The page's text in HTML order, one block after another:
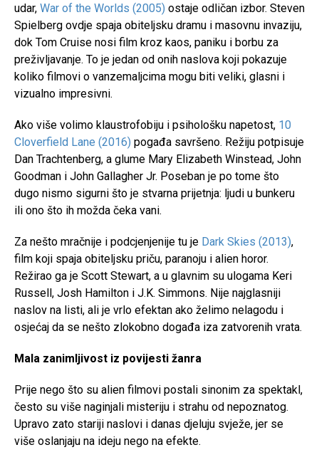
udar, War of the Worlds (2005) ostaje odličan izbor. Steven
Spielberg ovdje spaja obiteljsku dramu i masovnu invaziju,
dok Tom Cruise nosi film kroz kaos, paniku i borbu za
preživljavanje. To je jedan od onih naslova koji pokazuje
koliko filmovi o vanzemaljcima mogu biti veliki, glasni i
vizualno impresivni.
Ako više volimo klaustrofobiju i psihološku napetost, 10
Cloverfield Lane (2016) pogađa savršeno. Režiju potpisuje
Dan Trachtenberg, a glume Mary Elizabeth Winstead, John
Goodman i John Gallagher Jr. Poseban je po tome što
dugo nismo sigurni što je stvarna prijetnja: ljudi u bunkeru
ili ono što ih možda čeka vani.
Za nešto mračnije i podcjenjenije tu je Dark Skies (2013),
film koji spaja obiteljsku priču, paranoju i alien horor.
Režirao ga je Scott Stewart, a u glavnim su ulogama Keri
Russell, Josh Hamilton i J.K. Simmons. Nije najglasniji
naslov na listi, ali je vrlo efektan ako želimo nelagodu i
osjećaj da se nešto zlokobno događa iza zatvorenih vrata.
Mala zanimljivost iz povijesti žanra
Prije nego što su alien filmovi postali sinonim za spektakl,
često su više naginjali misteriju i strahu od nepoznatog.
Upravo zato stariji naslovi i danas djeluju svježe, jer se
više oslanjaju na ideju nego na efekte.